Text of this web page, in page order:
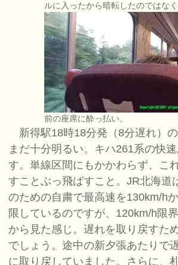
ルに入ったから暗転したのではなく
前の座席に酔っ払い。
新得駅18時18分発（8分遅れ）
まだ十分明るい。キハ261系の快
す。単線区間にもかかわらず、こ
すことぶっ飛ばすこと。JR北海道
のための自粛で最高速を130km/h
限しているのですが、120km/h限
から見た感じ。遅れを取り戻すた
でしょう。途中の新夕張あたりで
に取り戻していました。さらに、